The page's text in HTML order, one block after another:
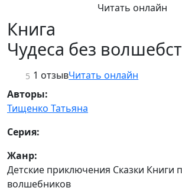
Читать онлайн
Книга
Чудеса без
5 1 отзывЧитать онлайн
Авторы:
Тищенко Татьяна
Серия:
Жанр:
Детские приключения Сказки Книги
волшебников